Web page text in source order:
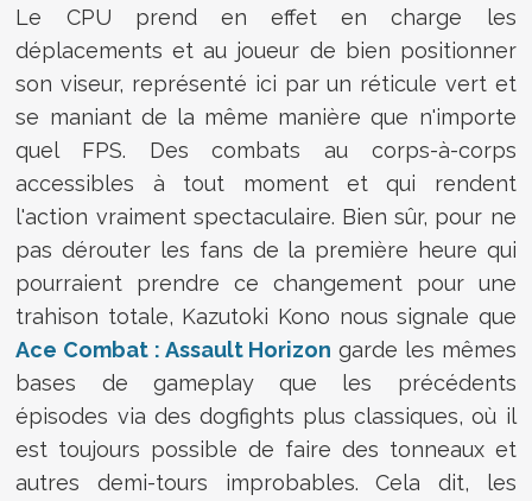
Le CPU prend en effet en charge les
déplacements et au joueur de bien positionner
son viseur, représenté ici par un réticule vert et
se maniant de la même manière que n'importe
quel FPS. Des combats au corps-à-corps
accessibles à tout moment et qui rendent
l'action vraiment spectaculaire. Bien sûr, pour ne
pas dérouter les fans de la première heure qui
pourraient prendre ce changement pour une
trahison totale, Kazutoki Kono nous signale que
Ace Combat : Assault Horizon garde les mêmes
bases de gameplay que les précédents
épisodes via des dogfights plus classiques, où il
est toujours possible de faire des tonneaux et
autres demi-tours improbables. Cela dit, les